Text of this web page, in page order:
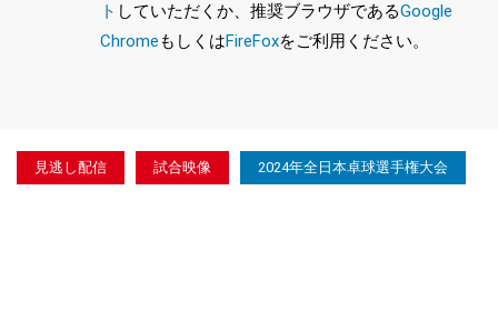
ト していただくか、推奨ブラウザであるGoogle
ChromeもしくはFireFoxをご利用ください。
見逃し配信 試合映像 2024年全日本卓球選手権大会